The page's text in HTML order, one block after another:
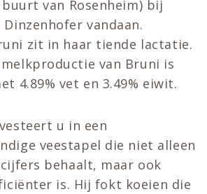
van Rosenheim) bij
vandaan.
zit in haar tiende lactatie.
van Bruni is
4.89% vet en 3.49% eiwit.
u in een
veestapel die niet alleen
behaalt, maar ook
is. Hij fokt koeien die